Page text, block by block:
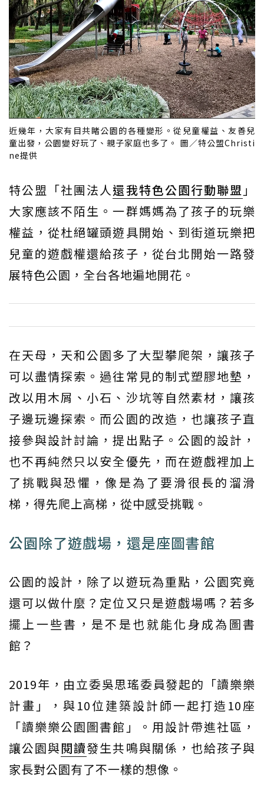
近幾年，大家有目共睹公園的各種變形。從兒童權益、友善兒
童出發，公園變好玩了、親子家庭也多了。 圖／特公盟Christi
ne提供
特公盟「社團法人 還我特色公園行動聯盟 」
大家應該不陌生。一群媽媽為了孩子的玩樂
權益，從杜絕罐頭遊具開始、到街道玩樂把
兒童的遊戲權還給孩子，從台北開始一路發
展特色公園，全台各地遍地開花。
在天母，天和公園多了大型攀爬架，讓孩子
可以盡情探索。過往常見的制式塑膠地墊，
改以用木屑、小石、沙坑等自然素材，讓孩
子邊玩邊探索。而公園的改造，也讓孩子直
接參與設計討論，提出點子。公園的設計，
也不再純然只以安全優先，而在遊戲裡加上
了挑戰與恐懼，像是為了要滑很長的溜滑
梯，得先爬上高梯，從中感受挑戰。
公園除了遊戲場，還是座圖書館
公園的設計，除了以遊玩為重點，公園究竟
還可以做什麼？定位又只是遊戲場嗎？若多
擺上一些書，是不是也就能化身成為圖書
館？
2019年，由立委吳思瑤委員發起的「讀樂樂
計畫」，與10位建築設計師一起打造10座
「讀樂樂公園圖書館」。用設計帶進社區，
讓公園與閱讀發生共鳴與關係，也給孩子與
家長對公園有了不一樣的想像。